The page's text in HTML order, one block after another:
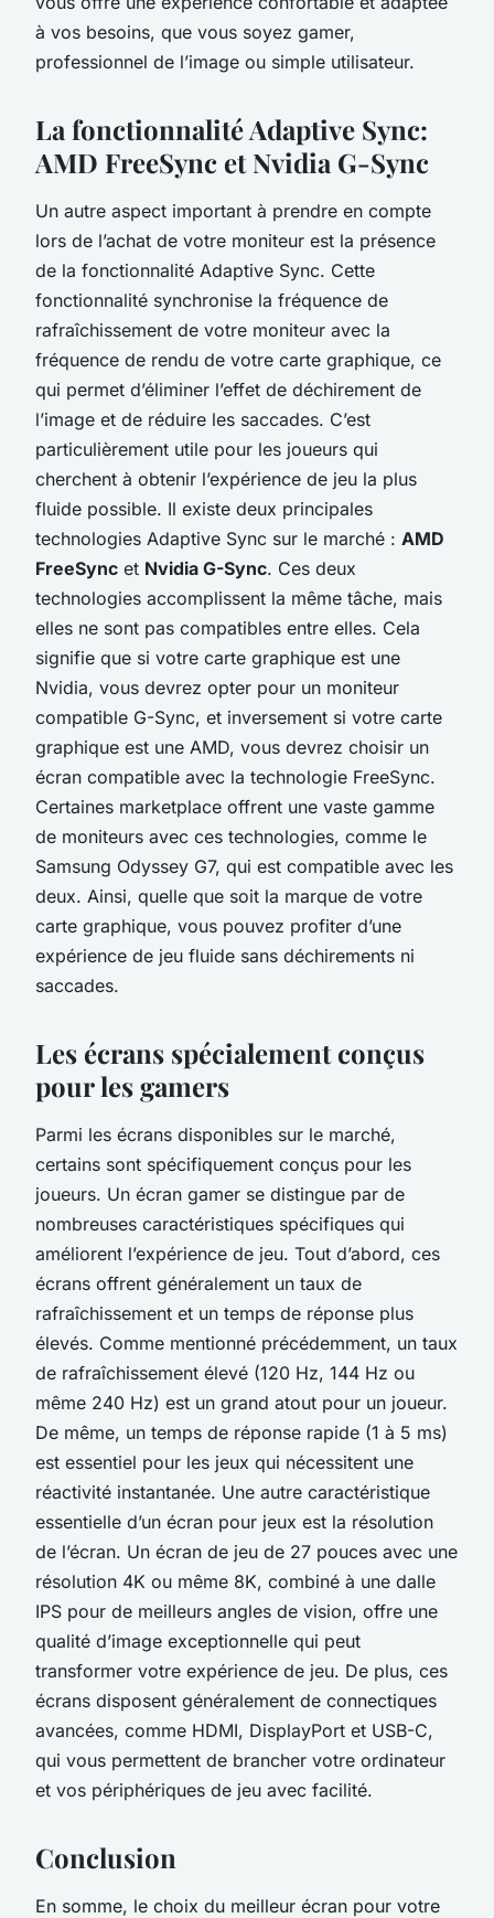
à vos besoins, que vous soyez gamer,
professionnel de l’image ou simple utilisateur.
La fonctionnalité Adaptive Sync:
AMD FreeSync et Nvidia G-Sync
Un autre aspect important à prendre en compte
lors de l’achat de votre moniteur est la présence
de la fonctionnalité Adaptive Sync. Cette
fonctionnalité synchronise la fréquence de
rafraîchissement de votre moniteur avec la
fréquence de rendu de votre carte graphique, ce
qui permet d’éliminer l’effet de déchirement de
l’image et de réduire les saccades. C’est
particulièrement utile pour les joueurs qui
cherchent à obtenir l’expérience de jeu la plus
fluide possible. Il existe deux principales
technologies Adaptive Sync sur le marché : AMD
FreeSync et Nvidia G-Sync. Ces deux
technologies accomplissent la même tâche, mais
elles ne sont pas compatibles entre elles. Cela
signifie que si votre carte graphique est une
Nvidia, vous devrez opter pour un moniteur
compatible G-Sync, et inversement si votre carte
graphique est une AMD, vous devrez choisir un
écran compatible avec la technologie FreeSync.
Certaines marketplace offrent une vaste gamme
de moniteurs avec ces technologies, comme le
Samsung Odyssey G7, qui est compatible avec les
deux. Ainsi, quelle que soit la marque de votre
carte graphique, vous pouvez profiter d’une
expérience de jeu fluide sans déchirements ni
saccades.
Les écrans spécialement conçus
pour les gamers
Parmi les écrans disponibles sur le marché,
certains sont spécifiquement conçus pour les
joueurs. Un écran gamer se distingue par de
nombreuses caractéristiques spécifiques qui
améliorent l’expérience de jeu. Tout d’abord, ces
écrans offrent généralement un taux de
rafraîchissement et un temps de réponse plus
élevés. Comme mentionné précédemment, un taux
de rafraîchissement élevé (120 Hz, 144 Hz ou
même 240 Hz) est un grand atout pour un joueur.
De même, un temps de réponse rapide (1 à 5 ms)
est essentiel pour les jeux qui nécessitent une
réactivité instantanée. Une autre caractéristique
essentielle d’un écran pour jeux est la résolution
de l’écran. Un écran de jeu de 27 pouces avec une
résolution 4K ou même 8K, combiné à une dalle
IPS pour de meilleurs angles de vision, offre une
qualité d’image exceptionnelle qui peut
transformer votre expérience de jeu. De plus, ces
écrans disposent généralement de connectiques
avancées, comme HDMI, DisplayPort et USB-C,
qui vous permettent de brancher votre ordinateur
et vos périphériques de jeu avec facilité.
Conclusion
En somme, le choix du meilleur écran pour votre